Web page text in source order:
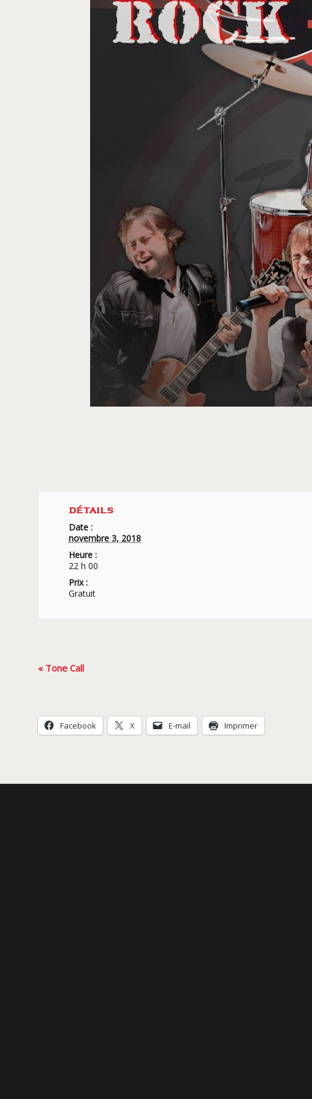
DÉTAILS
Date :
novembre 3, 2018
Heure :
22 h 00
Prix :
Gratuit
Navigation
« Tone Call
Facebook X E-mail Imprimer